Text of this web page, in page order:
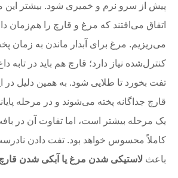
پیش از سرو نرم و خمیری شود. بیشتر این
اتفاق می‌افتند که مرغ و قارچ را هم‌زمان
می‌ریزیم. مرغ برای آبدار ماندن به زمان
کنترل‌شده نیاز دارد؛ قارچ هم باید در تابه
تفت بخورد تا طلایی شود. به همین دلیل در
قارچ جداگانه پخته می‌شوند و در مرحله
یک مرحله بیشتر است، اما تفاوت آن در
کاملاً محسوس خواهد بود. تفت دادن
باعث لاستیکی شدن مرغ یا آبکی شدن